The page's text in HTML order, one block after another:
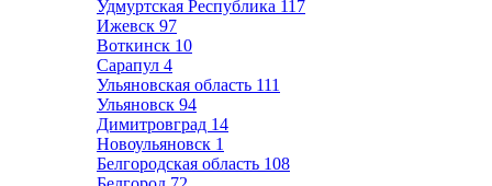
Удмуртская Республика 117
Ижевск 97
Воткинск 10
Сарапул 4
Ульяновская область 111
Ульяновск 94
Димитровград 14
Новоульяновск 1
Белгородская область 108